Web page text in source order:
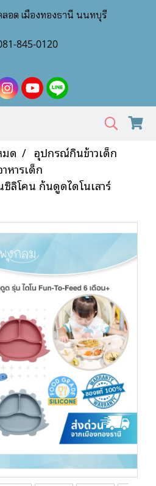
ลอด เมืองทองธานี นนทบุรี
845-0120
ด
อุปกรณ์กินข้าวเด็ก
หารเด็ก
ซิลิโคน ก้นดูดไดโนเสาร์